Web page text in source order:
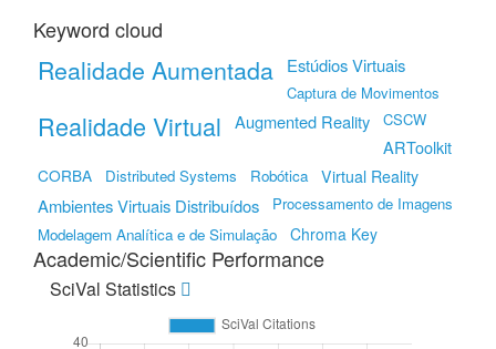
Keyword cloud
Realidade Aumentada Estúdios Virtuais
Captura de Movimentos
Realidade Virtual Augmented Reality CSCW
ARToolkit
CORBA Distributed Systems Robótica Virtual Reality
Ambientes Virtuais Distribuídos
Processamento de Imagens
Modelagem Analítica e de Simulação
Chroma Key
Academic/Scientific Performance
SciVal Statistics